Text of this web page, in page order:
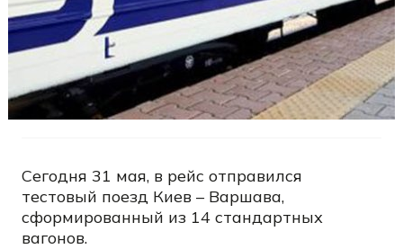
Сегодня 31 мая, в рейс отправился
тестовый поезд Киев – Варшава,
сформированный из 14 стандартных
вагонов.